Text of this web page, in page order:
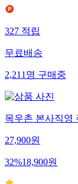
327적립
무료배송
2,211명구매중
목우촌 본사직영
27,900원
32%18,900원